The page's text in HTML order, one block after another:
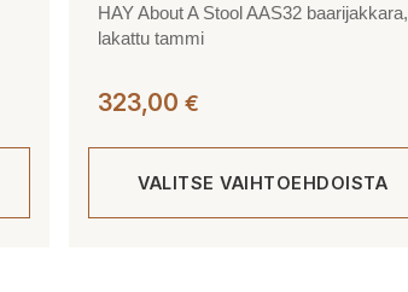
HAY About A Stool AAS32 baarijakkara,
lakattu tammi
323,00 €
VALITSE VAIHTOEHDOISTA